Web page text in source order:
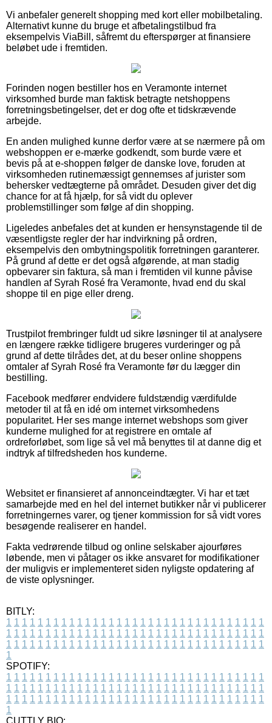
Vi anbefaler generelt shopping med kort eller mobilbetaling.
Alternativt kunne du bruge et afbetalingstilbud fra
eksempelvis ViaBill, såfremt du efterspørger at finansiere
beløbet ude i fremtiden.
Forinden nogen bestiller hos en Veramonte internet
virksomhed burde man faktisk betragte netshoppens
forretningsbetingelser, det er dog ofte et tidskrævende
arbejde.
En anden mulighed kunne derfor være at se nærmere på om
webshoppen er e-mærke godkendt, som burde være et
bevis på at e-shoppen følger de danske love, foruden at
virksomheden rutinemæssigt gennemses af jurister som
behersker vedtægterne på området. Desuden giver det dig
chance for at få hjælp, for så vidt du oplever
problemstillinger som følge af din shopping.
Ligeledes anbefales det at kunden er hensynstagende til de
væsentligste regler der har indvirkning på ordren,
eksempelvis den ombytningspolitik forretningen garanterer.
På grund af dette er det også afgørende, at man stadig
opbevarer sin faktura, så man i fremtiden vil kunne påvise
handlen af Syrah Rosé fra Veramonte, hvad end du skal
shoppe til en pige eller dreng.
Trustpilot frembringer fuldt ud sikre løsninger til at analysere
en længere række tidligere brugeres vurderinger og på
grund af dette tilrådes det, at du beser online shoppens
omtaler af Syrah Rosé fra Veramonte før du lægger din
bestilling.
Facebook medfører endvidere fuldstændig værdifulde
metoder til at få en idé om internet virksomhedens
popularitet. Her ses mange internet webshops som giver
kunderne mulighed for at registrere en omtale af
ordreforløbet, som lige så vel må benyttes til at danne dig et
indtryk af tilfredsheden hos kunderne.
Websitet er finansieret af annonceindtægter. Vi har et tæt
samarbejde med en hel del internet butikker når vi publicerer
forretningernes varer, og tjener kommission for så vidt vores
besøgende realiserer en handel.
Fakta vedrørende tilbud og online selskaber ajourføres
løbende, men vi påtager os ikke ansvaret for modifikationer
der muligvis er implementeret siden nyligste opdatering af
de viste oplysninger.
BITLY:
1 1 1 1 1 1 1 1 1 1 1 1 1 1 1 1 1 1 1 1 1 1 1 1 1 1 1 1 1 1 1 1 1
1 1 1 1 1 1 1 1 1 1 1 1 1 1 1 1 1 1 1 1 1 1 1 1 1 1 1 1 1 1 1 1 1
1 1 1 1 1 1 1 1 1 1 1 1 1 1 1 1 1 1 1 1 1 1 1 1 1 1 1 1 1 1 1 1 1
1
SPOTIFY:
1 1 1 1 1 1 1 1 1 1 1 1 1 1 1 1 1 1 1 1 1 1 1 1 1 1 1 1 1 1 1 1 1
1 1 1 1 1 1 1 1 1 1 1 1 1 1 1 1 1 1 1 1 1 1 1 1 1 1 1 1 1 1 1 1 1
1 1 1 1 1 1 1 1 1 1 1 1 1 1 1 1 1 1 1 1 1 1 1 1 1 1 1 1 1 1 1 1 1
1
CUTTLY BIO: